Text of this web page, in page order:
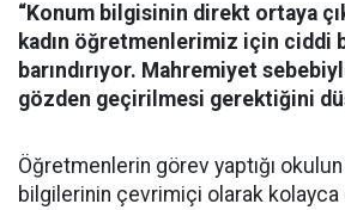
“Konum bilgisinin direkt ortaya
kadın öğretmenlerimiz için ciddi
barındırıyor. Mahremiyet
gözden geçirilmesi gerektiğini
Öğretmenlerin görev yaptığı
bilgilerinin çevrimiçi olarak